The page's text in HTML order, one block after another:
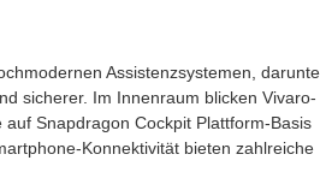
Assistenzsystemen,
sicherer. Im Innenraum blicken Vivaro-
Snapdragon Cockpit Plattform-Basis
Konnektivität bieten zahlreiche